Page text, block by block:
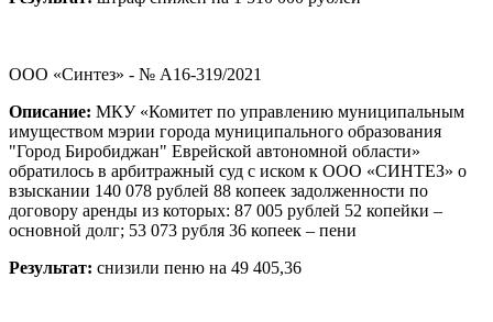
ООО «Синтез» - № А16-319/2021
Описание: МКУ «Комитет по управлению муниципальным
имуществом мэрии города муниципального образования
"Город Биробиджан" Еврейской автономной области»
обратилось в арбитражный суд с иском к ООО «СИНТЕЗ» о
взыскании 140 078 рублей 88 копеек задолженности по
договору аренды из которых: 87 005 рублей 52 копейки –
основной долг; 53 073 рубля 36 копеек – пени
Результат: снизили пеню на 49 405,36